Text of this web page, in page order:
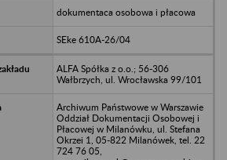
dokumentaca osobowa i płacowa
SEke 610A-26/04
ALFA Spółka z o.o.; 56-306
Wałbrzych, ul. Wrocławska 99/101
Archiwum Państwowe w Warszawie
Oddział Dokumentacji Osobowej i
Płacowej w Milanówku, ul. Stefana
Okrzei 1, 05-822 Milanówek, tel. 22
724 76 05,